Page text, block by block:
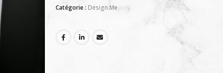
Catégorie : Design.Me